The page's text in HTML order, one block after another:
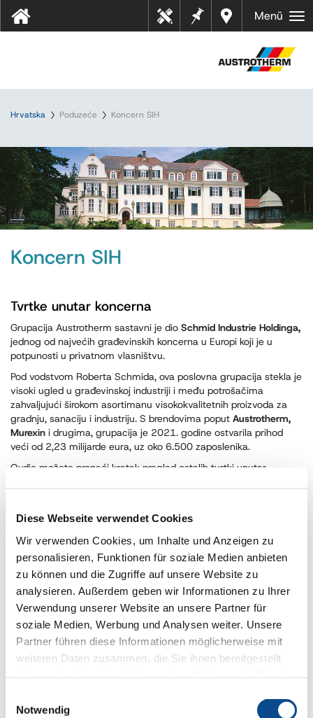
Diese Webseite verwendet Cookies
Wir verwenden Cookies, um Inhalte und Anzeigen zu
personalisieren, Funktionen für soziale Medien anbieten
zu können und die Zugriffe auf unsere Website zu
analysieren. Außerdem geben wir Informationen zu Ihrer
Verwendung unserer Website an unsere Partner für
soziale Medien, Werbung und Analysen weiter. Unsere
Partner führen diese Informationen möglicherweise mit
weiteren Daten zusammen, die Sie ihnen bereitgestellt
Notwendig
Dealer
s near
Bilješk
Tehn
ički
Menü
Hrvatska Poduzeće Koncern SIH
Koncern SIH
Tvrtke unutar koncerna
Grupacija Austrotherm sastavni je dio Schmid Industrie Holdinga,
jednog od najvećih građevinskih koncerna u Europi koji je u
potpunosti u privatnom vlasništvu.
Pod vodstvom Roberta Schmida, ova poslovna grupacija stekla je
visoki ugled u građevinskoj industriji i među potrošačima
zahvaljujući širokom asortimanu visokokvalitetnih proizvoda za
gradnju, sanaciju i industriju. S brendovima poput Austrotherm,
Murexin i drugima, grupacija je 2021. godine ostvarila prihod
veći od 2,23 milijarde eura, uz oko 6.500 zaposlenika.
Ovdje možete pronaći kratak pregled ostalih tvrtki unutar
Baumit GmbH (Austrija)
Murexin GmbH
Furtenbach GmbH
WTB – Wopfinger Transportbeton GmbH
ORTNER GmbH
Eduard Kettner GmbH
Wahrheit s/w Werbeagentur GmbH